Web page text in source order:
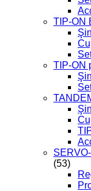
TIP-ON
TIP-ON
(53)